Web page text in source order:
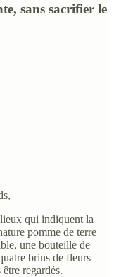
sans sacrifier le
qui indiquent la
pomme de terre
une bouteille de
brins de fleurs
regardés.